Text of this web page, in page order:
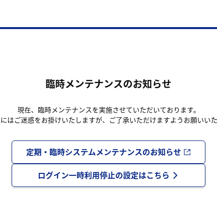
臨時メンテナンスのお知らせ
現在、臨時メンテナンスを実施させていただいております。
はご迷惑をお掛けいたしますが、ご了承いただけますようお願いい
定期・臨時システムメンテナンスのお知らせ
ログイン一時利用停止の設定はこちら